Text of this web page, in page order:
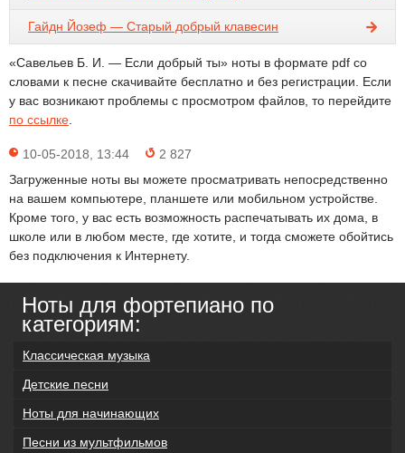
Гайдн Йозеф — Старый добрый клавесин
«Савельев Б. И. — Если добрый ты» ноты в формате pdf со
словами к песне скачивайте бесплатно и без регистрации. Если
у вас возникают проблемы с просмотром файлов, то перейдите
по ссылке
10-05-2018, 13:44
2 827
Загруженные ноты вы можете просматривать непосредственно
на вашем компьютере, планшете или мобильном устройстве.
Кроме того, у вас есть возможность распечатывать их дома, в
школе или в любом месте, где хотите, и тогда сможете обойтись
без подключения к Интернету.
Ноты для фортепиано по
категориям:
Классическая музыка
Детские песни
Ноты для начинающих
Песни из мультфильмов